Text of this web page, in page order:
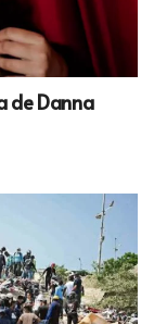
de Danna